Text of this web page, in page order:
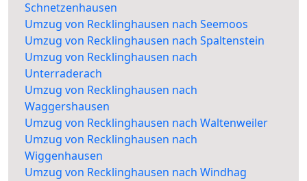
Schnetzenhausen
Umzug von Recklinghausen nach Seemoos
Umzug von Recklinghausen nach Spaltenstein
Umzug von Recklinghausen nach
Unterraderach
Umzug von Recklinghausen nach
Waggershausen
Umzug von Recklinghausen nach Waltenweiler
Umzug von Recklinghausen nach
Wiggenhausen
Umzug von Recklinghausen nach Windhag